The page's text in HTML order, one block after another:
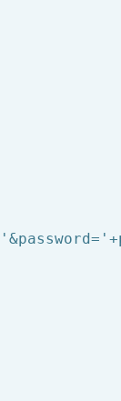
'&password='